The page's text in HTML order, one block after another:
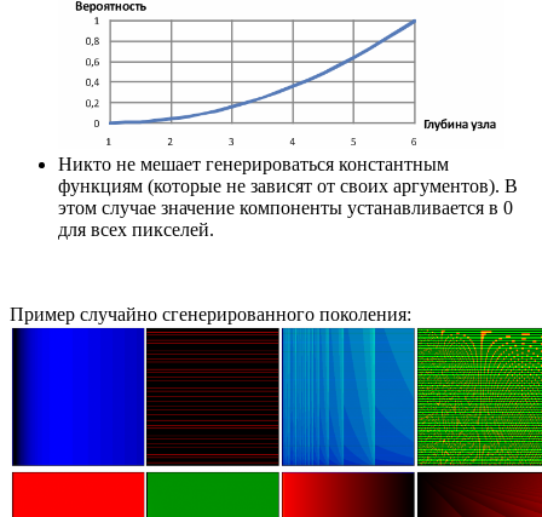
Никто не мешает генерироваться константным
функциям (которые не зависят от своих аргументов). В
этом случае значение компоненты устанавливается в 0
для всех пикселей.
Пример случайно сгенерированного поколения: